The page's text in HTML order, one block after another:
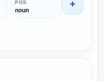
POS
noun
+